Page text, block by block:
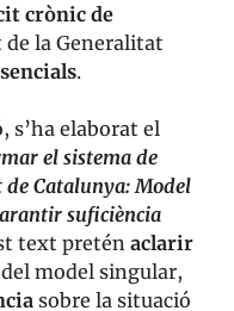
crònic de
la Generalitat
.
s’ha elaborat el
el sistema de
Catalunya: Model
suficiència
text preténaclarir
del model singular,
sobre la situació